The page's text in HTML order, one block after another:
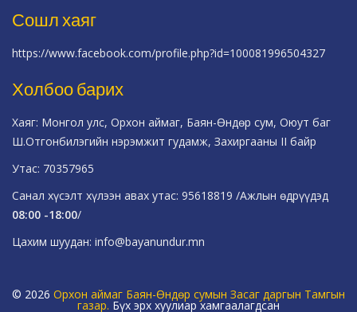
Сошл хаяг
https://www.facebook.com/profile.php?id=100081996504327
Холбоо барих
Хаяг: Монгол улс, Орхон аймаг, Баян-Өндөр сум, Оюут баг
Ш.Отгонбилэгийн нэрэмжит гудамж, Захиргааны II байр
Утас: 70357965
Санал хүсэлт хүлээн авах утас: 95618819 /Ажлын өдрүүдэд
08:00 -18:00/
Цахим шуудан: info@bayanundur.mn
© 2026 Орхон аймаг Баян-Өндөр сумын Засаг даргын Тамгын
газар. Бүх эрх хуулиар хамгаалагдсан